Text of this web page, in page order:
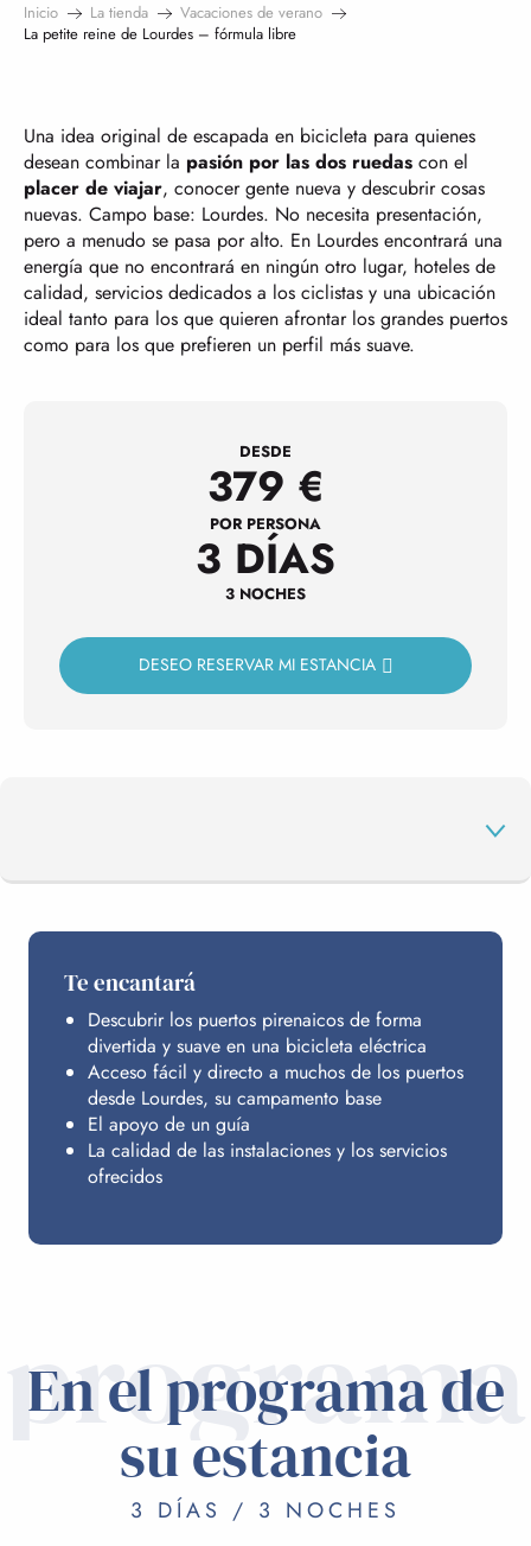
Inicio La tienda
Vacaciones de verano
La petite reine de Lourdes – fórmula libre
Una idea original de escapada en bicicleta para quienes
desean combinar la pasión por las dos ruedas con el
placer de viajar, conocer gente nueva y descubrir cosas
nuevas. Campo base: Lourdes. No necesita presentación,
pero a menudo se pasa por alto. En Lourdes encontrará una
energía que no encontrará en ningún otro lugar, hoteles de
calidad, servicios dedicados a los ciclistas y una ubicación
ideal tanto para los que quieren afrontar los grandes puertos
como para los que prefieren un perfil más suave.
DESDE
379 €
POR PERSONA
3 DÍAS
3 NOCHES
DESEO RESERVAR MI ESTANCIA
ALOJAMIENTO
INFORMACIÓN PRÁCTICA
Te encantará
Descubrir los puertos pirenaicos de forma
divertida y suave en una bicicleta eléctrica
Acceso fácil y directo a muchos de los puertos
desde Lourdes, su campamento base
El apoyo de un guía
La calidad de las instalaciones y los servicios
ofrecidos
programa
En el programa de
su estancia
3 DÍAS / 3 NOCHES